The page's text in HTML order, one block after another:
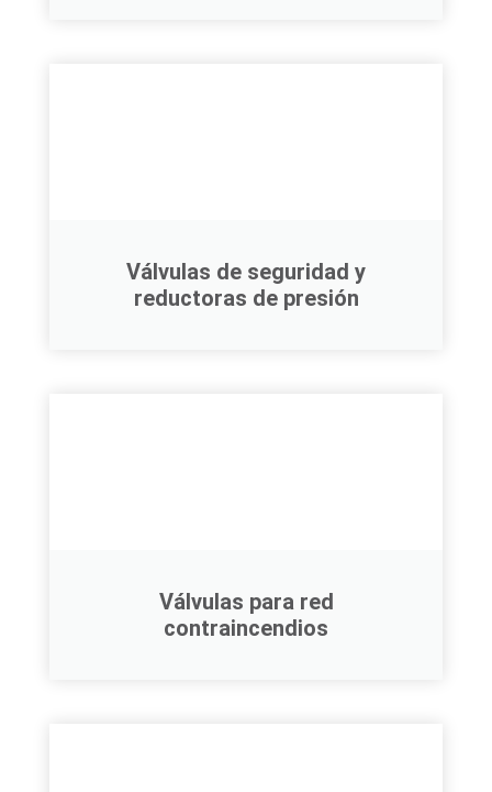
Válvulas de seguridad y
reductoras de presión
Válvulas para red
contraincendios